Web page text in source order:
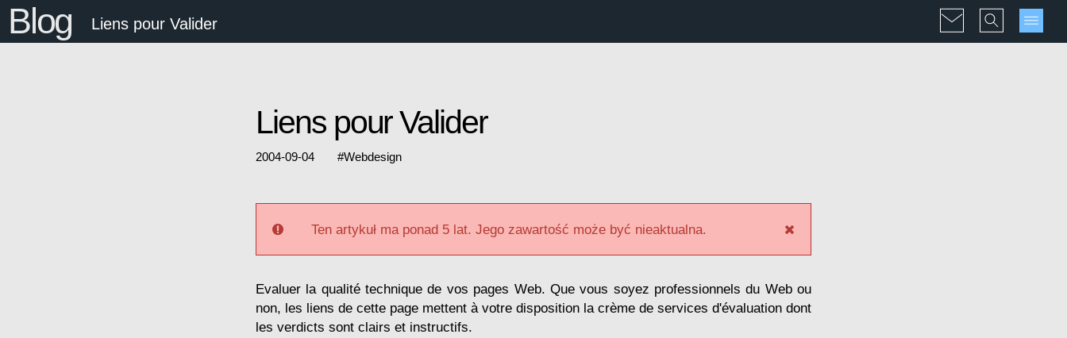
Blog Liens pour Valider
Liens pour Valider
2004-09-04 #Webdesign
Ten artykuł ma ponad 5 lat. Jego zawartość może być nieaktualna.
Evaluer la qualité technique de vos pages Web. Que vous soyez professionnels du Web ou
non, les liens de cette page mettent à votre disposition la crème de services d'évaluation dont
les verdicts sont clairs et instructifs.